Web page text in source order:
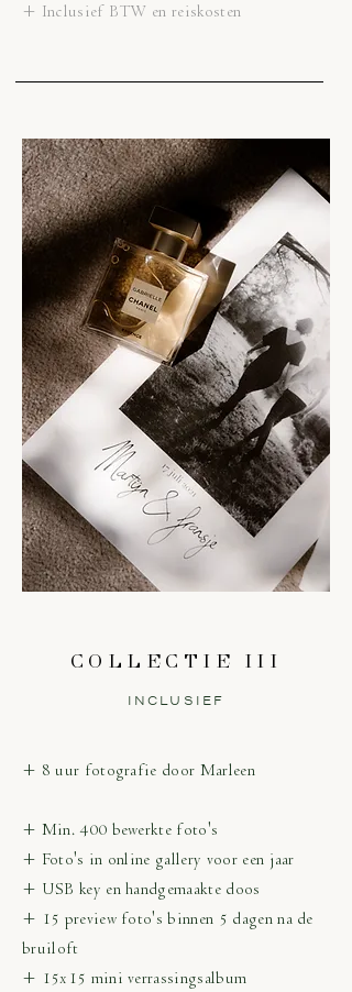
+ Inclusief BTW en reiskosten
COLLECTIE III
INCLUSIEF
+ 8 uur fotografie door Marleen
+ Min. 400 bewerkte foto's
+ Foto's in online gallery voor een jaar
+ USB key en handgemaakte doos
+ 15 preview foto's binnen 5 dagen na de
bruiloft
+ 15x15 mini verrassingsalbum